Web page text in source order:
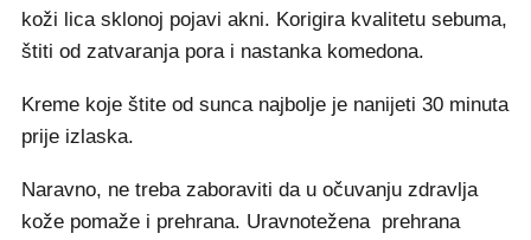
koži lica sklonoj pojavi akni. Korigira kvalitetu sebuma,
štiti od zatvaranja pora i nastanka komedona.
Kreme koje štite od sunca najbolje je nanijeti 30 minuta
prije izlaska.
Naravno, ne treba zaboraviti da u očuvanju zdravlja
kože pomaže i prehrana. Uravnotežena prehrana